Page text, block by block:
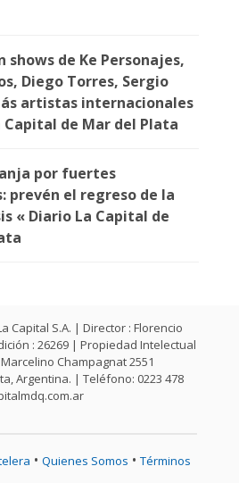
shows de Ke Personajes,
Diego Torres, Sergio
artistas internacionales
Capital de Mar del Plata
por fuertes
prevén el regreso de la
« Diario La Capital de
Capital S.A. | Director : Florencio
: 26269 | Propiedad Intelectual
Champagnat 2551
Argentina. | Teléfono: 0223 478
• Quienes Somos • Términos